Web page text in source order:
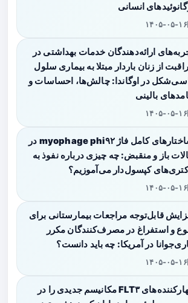
انسانی
۱۴۰۵-۰۵-۱۶
ارائه‌دهندگان خدمات بهداشتی در
از زنان باردار مبتلا به بیماری سلول
در اوگاندا: چالش‌ها، احساسات و
بالینی
۱۴۰۵-۰۵-۱۶
ساختارهای کامل فاژ myophage phi۹۲ در
باز و منقبض: چه چیزی درباره نفوذ به
کپسول‌دار می‌آموزیم؟
۱۴۰۵-۰۵-۱۶
قابل‌توجه مراجعات بیمارستانی برای
و استفراغ در مصرف‌کنندگان مکرر
در آمریکا: چه باید دانست؟
۱۴۰۵-۰۵-۱۶
مهارکننده‌های FLT۳ مکانیسم جدیدی را در